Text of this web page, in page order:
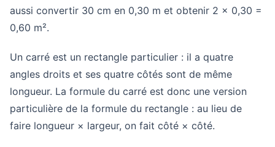
aussi convertir 30 cm en 0,30 m et obtenir 2 × 0,30 =
0,60 m².
Un carré est un rectangle particulier : il a quatre
angles droits et ses quatre côtés sont de même
longueur. La formule du carré est donc une version
particulière de la formule du rectangle : au lieu de
faire longueur × largeur, on fait côté × côté.